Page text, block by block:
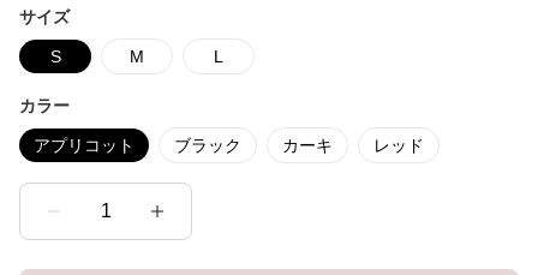
サイズ
S M L
カラー
アプリコット ブラック カーキ レッド
1